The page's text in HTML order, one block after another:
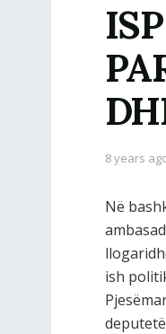
8 years
Në
ish